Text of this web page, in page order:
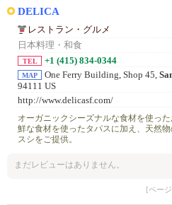
DELICA
レストラン・グルメ
日本料理・和食
TEL +1 (415) 834-0344
MAP One Ferry Building, Shop 45,
94111 US
http://www.delicasf.com/
オーガニックシーズナルな食材を使っ
鮮な食材を使ったタパスに加え、天然
スシをご提供。
まだレビューはありません。
[ペー